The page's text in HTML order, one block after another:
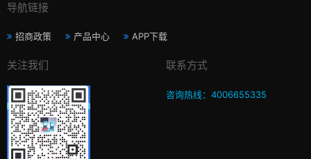
导航链接
招商政策 产品中心 APP下载
关注我们 联系方式
咨询热线：4006655335